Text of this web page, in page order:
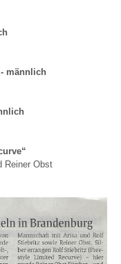
männlich
Reiner Obst